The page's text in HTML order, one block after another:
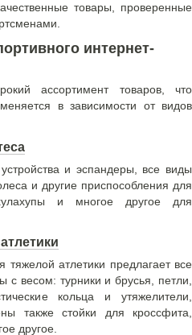
товары, проверенные
интернет-
ассортимент товаров, что
в зависимости от видов
и эспандеры, все виды
и другие приспособления для
и многое другое для
атлетики предлагает все
с весом: турники и брусья, петли,
кольца и утяжелители,
также стойки для кроссфита,
другое.